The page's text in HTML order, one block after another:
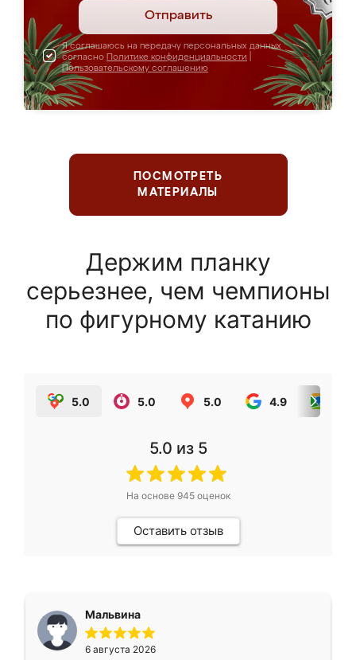
Отправить
Я соглашаюсь на передачу персональных данных
согласно Политике конфиденциальности
Пользовательскому соглашению
ПОСМОТРЕТЬ
МАТЕРИАЛЫ
Держим планку
серьезнее, чем чемпионы
по фигурному катанию
5.0 5.0 5.0 4.9
5.0 из 5
На основе 945оценок
Оставить отзыв
Мальвина
6 августа 2026